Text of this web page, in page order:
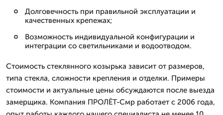
Долговечность при правильной эксплуатации и
качественных крепежах;
Возможность индивидуальной конфигурации и
интеграции со светильниками и водоотводом.
Стоимость стеклянного козырька зависит от размеров,
типа стекла, сложности крепления и отделки. Примеры
стоимости и актуальные цены обсуждаются после выезда
замерщика. Компания ПРОЛЁТ-Смр работает с 2006 года,